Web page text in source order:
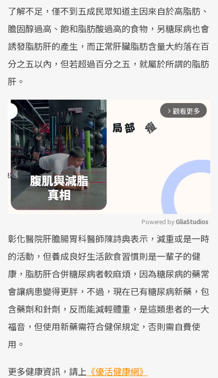
了解不足，僅不到五成民眾知道主因來自於高脂肪、
膽固醇過高、飽和脂肪酸過高的食物，另糖尿病也會
誘發脂肪肝的產生，而正常肝臟脂肪含量大約落在百
分之五以內，但若超過百分之五，就屬於所謂的脂肪
肝。
arrow_forward_ios 觀看更多
Mute
Powered by GliaStudios
彰化醫院肝膽腸胃科醫師陳詩典表示，減重或是一時
的活動，但養成良好生活飲食習慣則是一輩子的健
康，脂肪肝合併糖尿病者較麻煩，因為糖尿病的藥常
會讓病患變得更胖，不過，現在已有糖尿病新藥，包
含藥劑和針劑，反而能減輕體重，是這類患者的一大
福音，但使用新藥需符合健保規定，否則需自費使
用。
更多健康資訊，請上 《優活健康網》